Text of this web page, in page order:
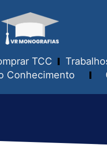
TCC
Conhecimento